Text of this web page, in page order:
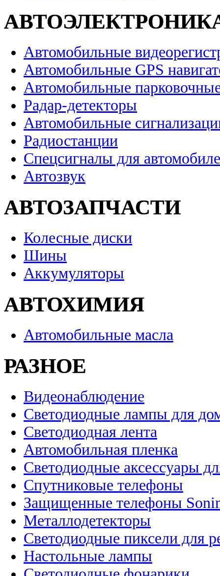
Автомобильные
Автомобильные GPS
Автомобильные
Радар-детекторы
Автомобильные
Радиостанции
Спецсигналы для
Автозвук
АВТОЗАПЧАСТИ
Колесные диски
Шины
Аккумуляторы
АВТОХИМИЯ
Автомобильные масла
РАЗНОЕ
Видеонаблюдение
Светодиодные лампы для
Светодиодная лента
Автомобильная пленка
Светодиодные аксессуары
Спутниковые телефоны
Защищенные телефоны
Металлодетекторы
Светодиодные пиксели для
Настольные лампы